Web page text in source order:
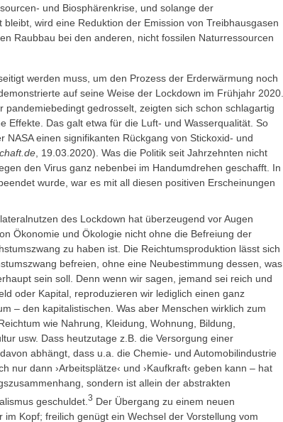
und Biosphärenkrise, und solange der
wird eine Reduktion der Emission von Treibhausgasen
Raubbau bei den anderen, nicht fossilen Naturressourcen
werden muss, um den Prozess der Erderwärmung noch
auf seine Weise der Lockdown im Frühjahr 2020.
pandemiebedingt gedrosselt, zeigten sich schon schlagartig
Effekte. Das galt etwa für die Luft- und Wasserqualität. So
NASA einen signifikanten Rückgang von Stickoxid- und
, 19.03.2020). Was die Politik seit Jahrzehnten nicht
den Virus ganz nebenbei im Handumdrehen geschafft. In
wurde, war es mit all diesen positiven Erscheinungen
des Lockdown hat überzeugend vor Augen
Ökonomie und Ökologie nicht ohne die Befreiung der
zu haben ist. Die Reichtumsproduktion lässt sich
befreien, ohne eine Neubestimmung dessen, was
sein soll. Denn wenn wir sagen, jemand sei reich und
oder Kapital, reproduzieren wir lediglich einen ganz
– den kapitalistischen. Was aber Menschen wirklich zum
wie Nahrung, Kleidung, Wohnung, Bildung,
usw. Dass heutzutage z.B. die Versorgung einer
abhängt, dass u.a. die Chemie- und Automobilindustrie
nur dann ›Arbeitsplätze‹ und ›Kaufkraft‹ geben kann – hat
sondern ist allein der abstrakten
geschuldet. 3 Der Übergang zu einem neuen
im Kopf; freilich genügt ein Wechsel der Vorstellung vom